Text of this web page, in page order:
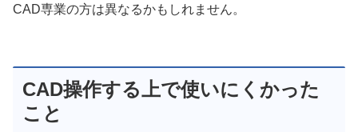
CAD専業の方は異なるかもしれません。
CAD操作する上で使いにくかった
こと